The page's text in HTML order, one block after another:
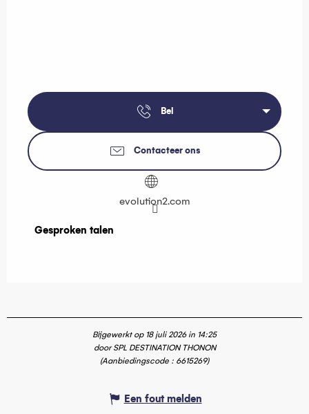
Bel
Contacteer ons
evolution2.com
Gesproken talen
Gesproken talen
Bijgewerkt op 18 juli 2026 in 14:25
door SPL DESTINATION THONON
(Aanbiedingscode : 6615269)
Een fout melden